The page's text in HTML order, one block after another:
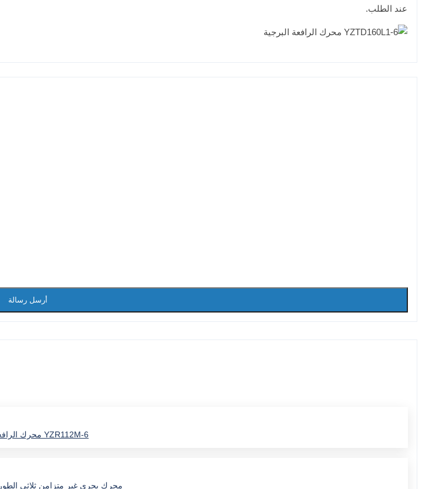
عند الطلب.
أرسل رسالة
محرك الرافعة البحرية YZR112M-6
سلسلة YH (IP44) محرك بحري غير متزامن ثلاثي الطور